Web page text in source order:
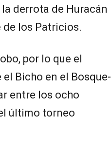
derrota de Huracán
los Patricios.
por lo que el
Bicho en el Bosque-
entre los ocho
último torneo